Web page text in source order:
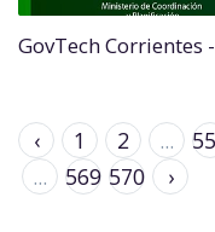
GovTech Corrientes
‹ 1 2 ...
...
569 570 ›